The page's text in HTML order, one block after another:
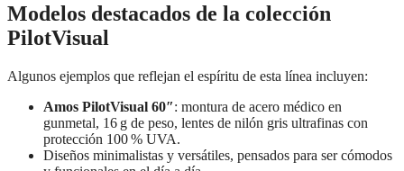
Modelos destacados de la colección
PilotVisual
Algunos ejemplos que reflejan el espíritu de esta línea incluyen:
Amos PilotVisual 60″: montura de acero médico en
gunmetal, 16 g de peso, lentes de nilón gris ultrafinas con
protección 100 % UVA.
Diseños minimalistas y versátiles, pensados para ser cómodos